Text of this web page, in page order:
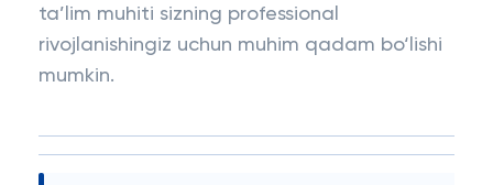
ta’lim muhiti sizning professional
rivojlanishingiz uchun muhim qadam bo‘lishi
mumkin.